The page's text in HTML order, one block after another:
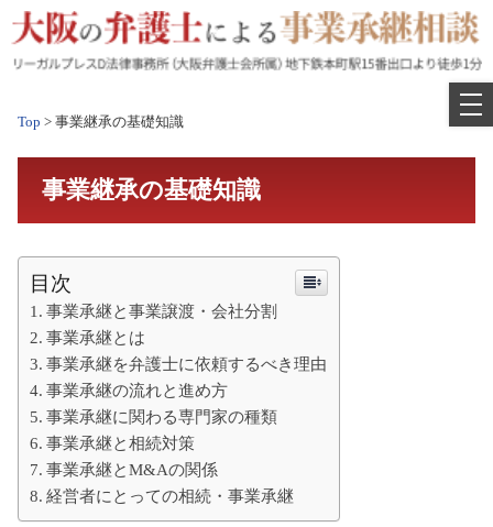
Skip
to
content
Top > 事業継承の基礎知識
事業継承の基礎知識
目次
事業承継と事業譲渡・会社分割
事業承継とは
事業承継を弁護士に依頼するべき理由
事業承継の流れと進め方
事業承継に関わる専門家の種類
事業承継と相続対策
事業承継とM&Aの関係
経営者にとっての相続・事業承継